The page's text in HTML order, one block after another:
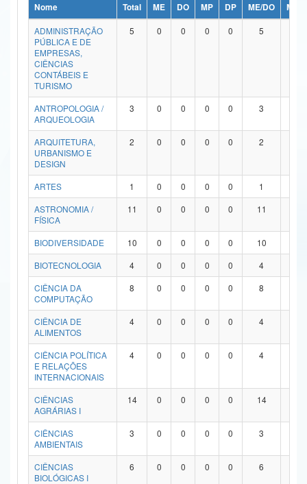
Ministério da Ciência, Tecnologia, Inovações e Comunicações
Ministério do Meio Ambiente
Ministério do Turismo
Ministério do Desenvolvimento Regional
Controladoria-Geral da União
Ministério da Mulher, da Família e dos Direitos Humanos
Secretaria de Governo
Advocacia-Geral da União
Banco Central do Brasil
Nome Total ME DO MP DP ME/DO
MP/
ADMINISTRAÇÃO
PÚBLICA E DE
EMPRESAS,
CIÊNCIAS
CONTÁBEIS E
TURISMO
5 0 0 0 0 5
ANTROPOLOGIA /
ARQUEOLOGIA
3 0 0 0 0 3
ARQUITETURA,
URBANISMO E
DESIGN
2 0 0 0 0 2
ARTES 1 0 0 0 0 1
ASTRONOMIA /
FÍSICA
11 0 0 0 0 11
BIODIVERSIDADE 10 0 0 0 0 10
BIOTECNOLOGIA
4 0 0 0 0 4
CIÊNCIA DA
COMPUTAÇÃO
8 0 0 0 0 8
CIÊNCIA DE
ALIMENTOS
4 0 0 0 0 4
CIÊNCIA POLÍTICA
E RELAÇÕES
INTERNACIONAIS
4 0 0 0 0 4
CIÊNCIAS
AGRÁRIAS I
14 0 0 0 0 14
CIÊNCIAS
AMBIENTAIS
3 0 0 0 0 3
CIÊNCIAS
BIOLÓGICAS I
6 0 0 0 0 6